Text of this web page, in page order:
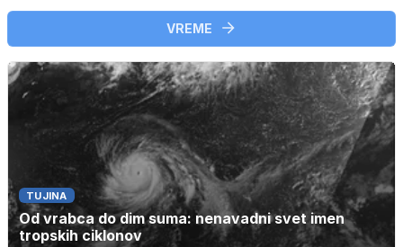
VREME
TUJINA
Od vrabca do dim suma: nenavadni svet imen
tropskih ciklonov